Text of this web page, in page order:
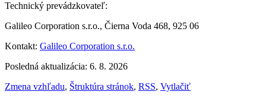
Technický prevádzkovateľ:
Galileo Corporation s.r.o., Čierna Voda 468, 925 06
Kontakt: Galileo Corporation s.r.o.
Posledná aktualizácia: 6. 8. 2026
Zmena vzhľadu, Štruktúra stránok, RSS, Vytlačiť